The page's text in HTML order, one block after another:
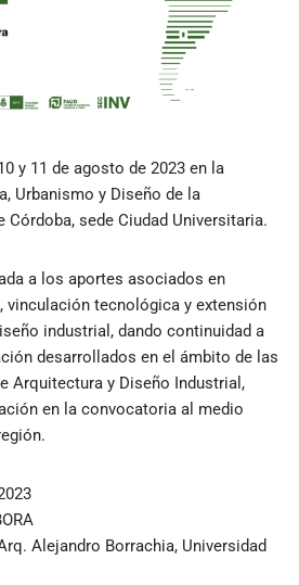
y 11 de agosto de 2023 en la
Urbanismo y Diseño de la
Córdoba, sede Ciudad Universitaria.
a los aportes asociados en
vinculación tecnológica y extensión
industrial, dando continuidad a
desarrollados en el ámbito de las
Arquitectura y Diseño Industrial,
en la convocatoria al medio
Alejandro Borrachia, Universidad